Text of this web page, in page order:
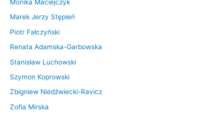
(
1
9
-
2
Monika Maciejczyk
Marek Jerzy Stępień
Piotr Fałczyński
Renata Adamska-Garbowska
Stanisław Luchowski
Szymon Koprowski
Zbigniew Niedźwiecki-Ravicz
Zofia Mirska